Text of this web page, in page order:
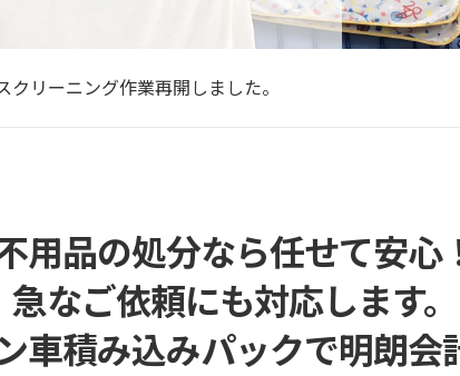
年】年末年始のご挨拶と新サービス開始のお知らせ
の引っ越し、片付け、買取も。ご家族の負担を減らす
クリーニング作業再開しました。
用品の処分なら任せて安心
急なご依頼にも対応します。
車積み込みパックで明朗会